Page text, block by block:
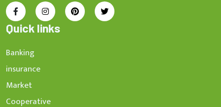
Quick links
Banking
insurance
Market
Cooperative